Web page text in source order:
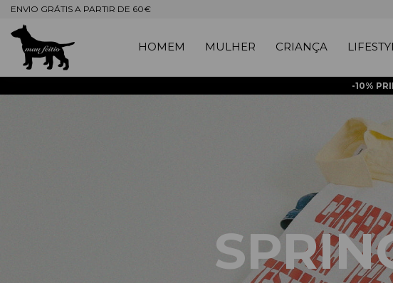
ENVIO GRÁTIS A PARTIR DE 60€
HOMEM MULHER CRIANÇA
-10%